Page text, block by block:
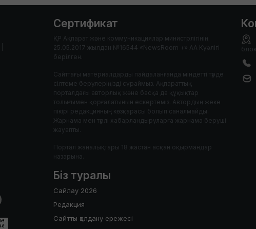
Сертификат
ҚР Ақпарат және коммуникациялар министрлігінің
25.05.2017 жылдан №16544 «NewsRoom +» АА Куәлігі
берілген.
Сайттағы материалдарды пайдаланғанда міндетті түрде
сілтеме берулеріңізді сұраймыз. Ақпараттық
порталдағы авторлық және басқа да құқықтар
толығымен қорғалатынын ескертеміз. Автордың жеке
пікірі редакцияның көзқарасы болып саналмайды.
Жарнама мен түрлі хабарландыруларға жарнама беруші
жауапты.
Портал жаңалықтары 18 жастан асқан оқырмандар
назарына.
Біз туралы
Сайлау 2026
Редакция
Сайтты қолдану ережесі